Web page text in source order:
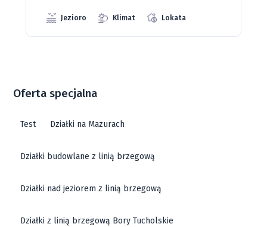
Oferta specjalna
Test Działki na Mazurach
Działki budowlane z linią brzegową
Działki nad jeziorem z linią brzegową
Działki z linią brzegową Bory Tucholskie